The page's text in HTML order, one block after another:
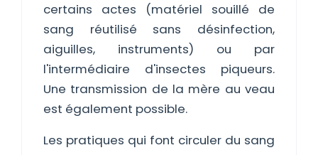
certains actes (matériel souillé de
sang réutilisé sans désinfection,
aiguilles, instruments) ou par
l'intermédiaire d'insectes piqueurs.
Une transmission de la mère au veau
est également possible.
Les pratiques qui font circuler du sang